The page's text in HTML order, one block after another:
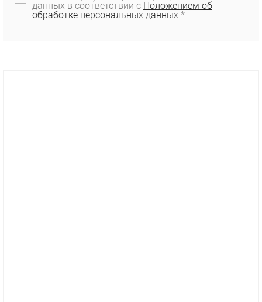
данных в соответствии с Положением об
обработке персональных данных.*